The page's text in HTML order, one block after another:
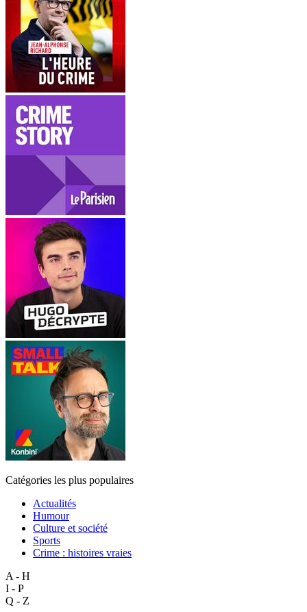
Catégories les plus populaires
Actualités
Humour
Culture et société
Sports
Crime : histoires vraies
A - H
I - P
Q - Z